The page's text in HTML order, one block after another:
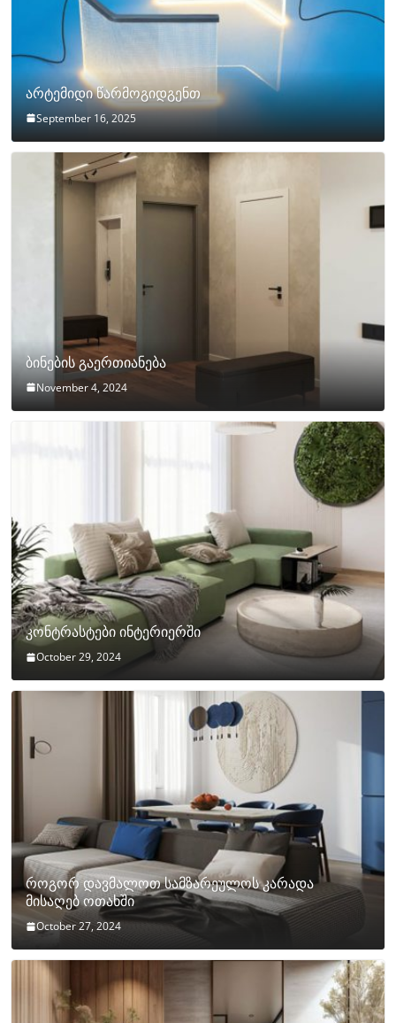
არტემიდი წარმოგიდგენთ
September 16, 2025
ბინების გაერთიანება
November 4, 2024
კონტრასტები ინტერიერში
October 29, 2024
როგორ დავმალოთ სამზარეულოს კარადა
მისაღებ ოთახში
October 27, 2024